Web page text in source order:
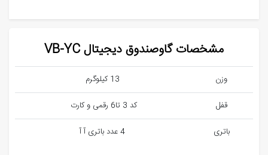
مشخصات گاوصندوق دیجیتال VB-YC
وزن
13 کیلوگرم
قفل
کد 3 تا6 رقمی و کارت
باتری
4 عدد باتری آ آ